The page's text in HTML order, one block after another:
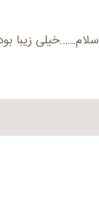
سلام……خیلی زیبا